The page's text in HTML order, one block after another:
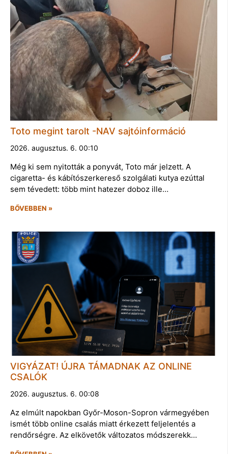
Toto megint tarolt -NAV sajtóinformáció
2026. augusztus. 6. 00:10
Még ki sem nyitották a ponyvát, Toto már jelzett. A
cigaretta- és kábítószerkereső szolgálati kutya ezúttal
sem tévedett: több mint hatezer doboz ille…
BŐVEBBEN »
VIGYÁZAT! ÚJRA TÁMADNAK AZ ONLINE
CSALÓK
2026. augusztus. 6. 00:08
Az elmúlt napokban Győr-Moson-Sopron vármegyében
ismét több online csalás miatt érkezett feljelentés a
rendőrségre. Az elkövetők változatos módszerekk…